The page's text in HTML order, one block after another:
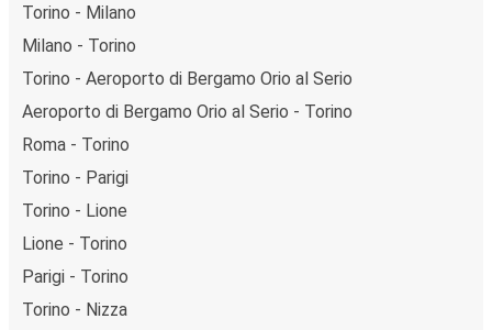
Torino - Milano
Milano - Torino
Torino - Aeroporto di Bergamo Orio al Serio
Aeroporto di Bergamo Orio al Serio - Torino
Roma - Torino
Torino - Parigi
Torino - Lione
Lione - Torino
Parigi - Torino
Torino - Nizza